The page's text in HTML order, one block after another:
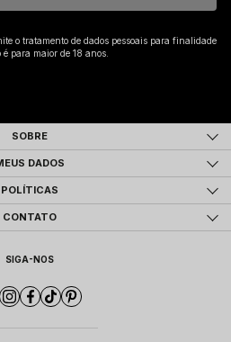
o tratamento de dados pessoais para finalidade
para maior de 18 anos.
SOBRE
DADOS
POLÍTICAS
CONTATO
SIGA-NOS